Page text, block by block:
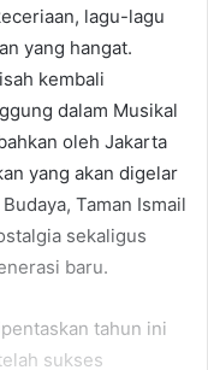
lagu-lagu
yang hangat.
kembali
dalam Musikal
oleh Jakarta
yang akan digelar
Taman Ismail
sekaligus
baru.
tahun ini
sukses